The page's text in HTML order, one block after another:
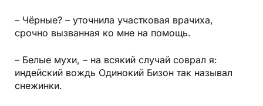
– Чёрные? – уточнила участковая врачиха,
срочно вызванная ко мне на помощь.
– Белые мухи, – на всякий случай соврал я:
индейский вождь Одинокий Бизон так называл
снежинки.